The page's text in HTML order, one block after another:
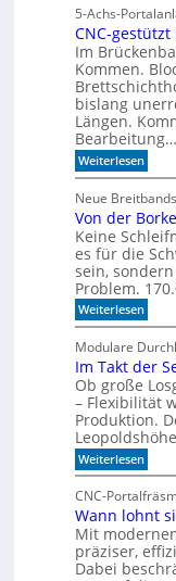
K
I
-
M
o
d
e
l
l
e
n
l
c
o
m
e
t
o
F
o
r
m
l
a
D
i
l
5-Achs-
CNC-
Im
Kommen.
bislang
Längen.
Bearbeitung…
Weiterlesen:
C
C
-
g
e
s
t
ü
t
z
t
m
i
d
e
r
Z
e
i
t
e
h
e
n
Neue
Von der
Keine
es für die
sein,
Problem.
Weiterlesen:
V
o
n
d
e
r
B
o
r
k
e
z
u
m
B
ü
c
Modulare
Im Takt der
Ob große
– Flexibilität
Produktion.
Weiterlesen:
I
m
T
a
k
t
d
CNC-
Wann lohnt
Mit
präziser,
Dabei